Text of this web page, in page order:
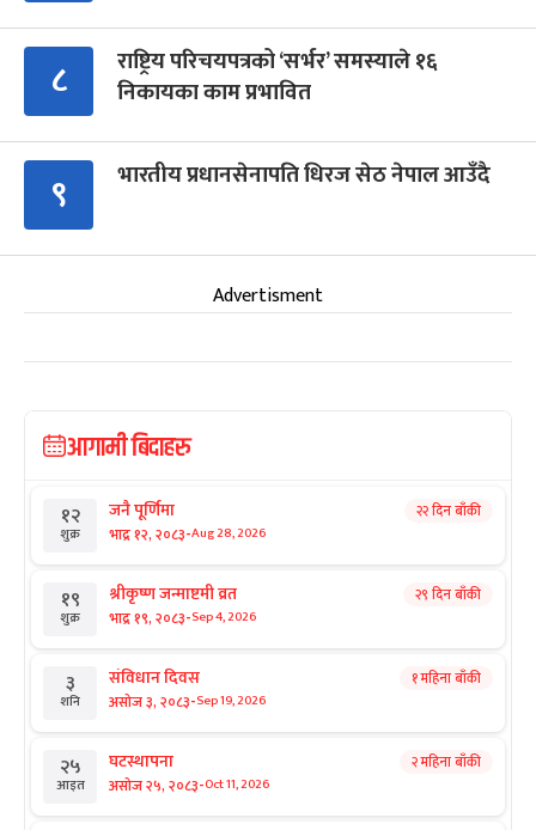
८
राष्ट्रिय परिचयपत्रको ‘सर्भर’ समस्याले १६
निकायका काम प्रभावित
९ भारतीय प्रधानसेनापति धिरज सेठ नेपाल आउँदै
Advertisment
आगामी बिदाहरु
१२
शुक्र
जनै पूर्णिमा
भाद्र १२, २०८३-Aug 28, 2026
२२ दिन बाँकी
१९
शुक्र
श्रीकृष्ण जन्माष्टमी व्रत
भाद्र १९, २०८३-Sep 4, 2026
२९ दिन बाँकी
३
शनि
संविधान दिवस
असोज ३, २०८३-Sep 19, 2026
१ महिना बाँकी
२५
आइत
घटस्थापना
असोज २५, २०८३-Oct 11, 2026
२ महिना बाँकी